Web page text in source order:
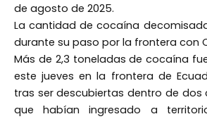
de agosto de 2025.
La cantidad de cocaína
durante su paso por la frontera con
Más de 2,3 toneladas de cocaína
este jueves en la frontera de
tras ser descubiertas dentro de dos
que habían ingresado a